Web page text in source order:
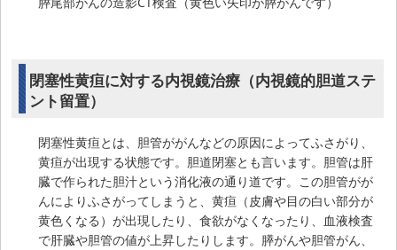
閉塞性黄疸に対する内視鏡治療（内視鏡的胆道ステ
ント留置）
閉塞性黄疸とは、胆管ががんなどの原因によってふさがり、
黄疸が出現する状態です。胆道閉塞とも言います。胆管は肝
臓で作られた胆汁という消化液の通り道です。この胆管がが
んによりふさがってしまうと、黄疸（皮膚や目の白い部分が
黄色くなる）が出現したり、食欲がなくなったり、血液検査
で肝臓や胆管の値が上昇したりします。膵がんや胆管がん、